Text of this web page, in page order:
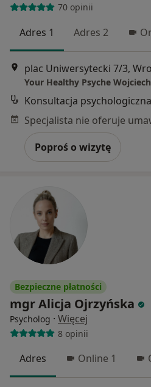
70 opinii
Adres 1 Adres 2
plac Uniwersytecki 7/3,
Your Healthy Psyche
Konsultacja psychologiczna
Poproś o wizytę
Bezpieczne płatności
mgr Alicja Ojrzyńska
Psycholog · Więcej
8 opinii
Adres Online 1